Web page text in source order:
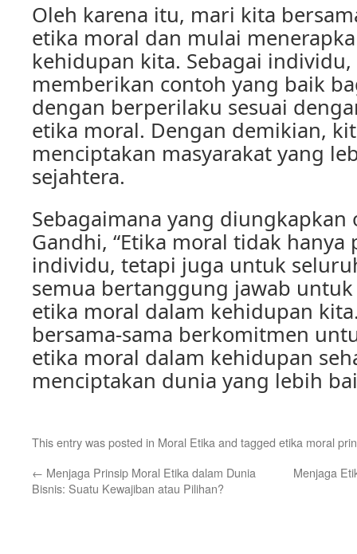
Oleh karena itu, mari kita
etika moral dan mulai
kehidupan kita. Sebagai
memberikan contoh yang baik
dengan berperilaku sesuai
etika moral. Dengan demikian,
menciptakan masyarakat yang
sejahtera.
Sebagaimana yang diungkapkan
Gandhi, “Etika moral tidak
individu, tetapi juga untuk
semua bertanggung jawab
etika moral dalam kehidupan
bersama-sama berkomitmen
etika moral dalam kehidupan
menciptakan dunia yang lebih
This entry was posted in Moral Etika and tagged etika moral
← Menjaga Prinsip Moral Etika dalam Dunia
Bisnis: Suatu Kewajiban atau Pilihan?
Menjaga